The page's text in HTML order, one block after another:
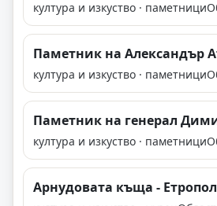
култура и изкуство · паметници
Паметник на Александър
култура и изкуство · паметници
Паметник на генерал
култура и изкуство · паметници
Арнудовата къща -